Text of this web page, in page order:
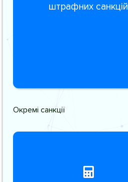
штрафних санкцій
Окремі санкції